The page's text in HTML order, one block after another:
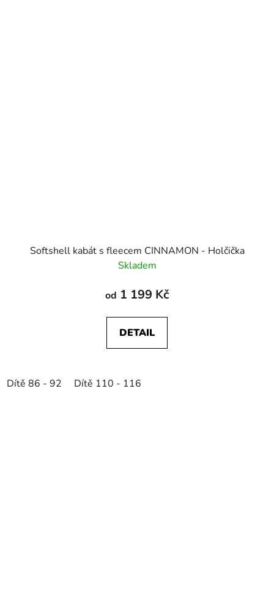
Softshell kabát s fleecem CINNAMON - Holčička
Skladem
od 1 199 Kč
DETAIL
Dítě 86 - 92 Dítě 110 - 116